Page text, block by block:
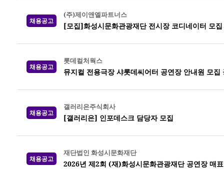
채용공고
(주)제이앤엘파트너스
[모집]화성시문화관광재단 전시장 코디네이터 모집
채용공고
롯데컬처웍스
뮤지컬 전용극장 샤롯데씨어터 공연장 안내원 모
채용공고
갤러리은주식회사
[갤러리은] 인포데스크 담당자 모집
채용공고
재단법인 화성시문화재단
2026년 제2회 (재)화성시문화관광재단 공연장 매